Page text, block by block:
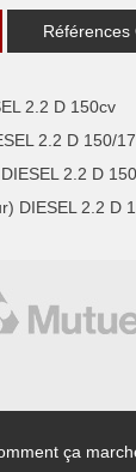
Références
2.2 D 150cv
2.2 D 150/
2.2 D
DIESEL 2.2 D
ça